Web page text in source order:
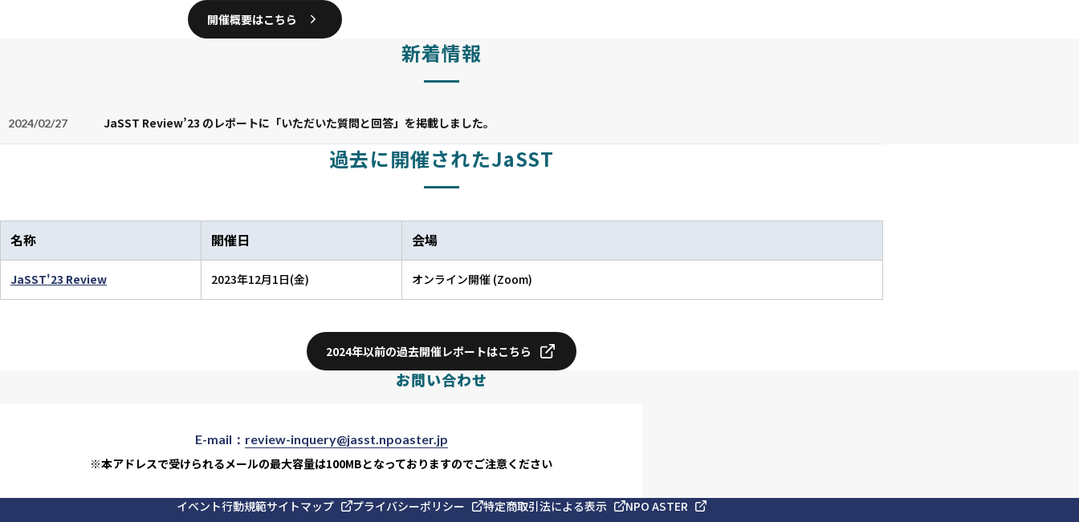
開催概要はこちら
新着情報
2024/02/27 JaSST Review’23 のレポートに「いただいた質問と回答」を掲載しました。
過去に開催されたJaSST
名称 開催日 会場
JaSST'23 Review 2023年12月1日(金) オンライン開催 (Zoom)
2024年以前の過去開催レポートはこちら
お問い合わせ
E-mail： review-inquery@jasst.npoaster.jp
※本アドレスで受けられるメールの最大容量は100MBとなっておりますのでご注意ください
イベント行動規範サイトマップ プライバシーポリシー 特定商取引法による表示 NPO ASTER